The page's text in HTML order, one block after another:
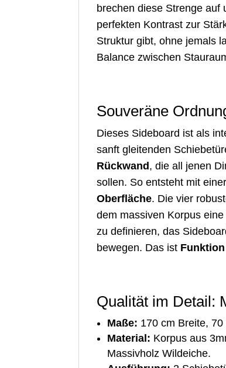
brechen diese Strenge auf
perfekten Kontrast zur
Struktur gibt, ohne jemals
Balance zwischen
Souveräne
Dieses Sideboard ist als
sanft gleitenden
Rückwand , die all jenen
sollen. So entsteht mit
Oberfläche. Die vier
dem massiven Korpus
zu definieren, das
bewegen. Das ist
Qualität im Detail:
Maße: 170 cm Breite,
Material: Korpus aus
Massivholz Wildeiche.